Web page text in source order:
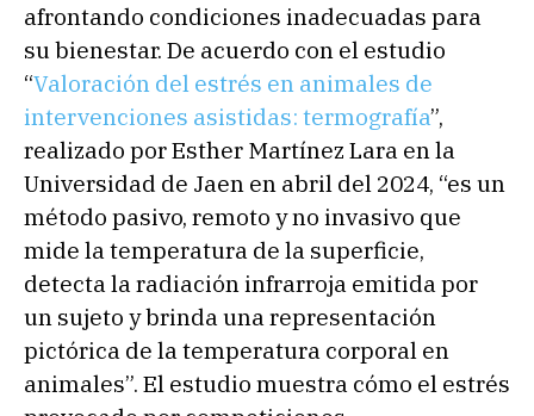
afrontando condiciones inadecuadas para
su bienestar. De acuerdo con el estudio
“Valoración del estrés en animales de
intervenciones asistidas: termografía”,
realizado por Esther Martínez Lara en la
Universidad de Jaen en abril del 2024, “es un
método pasivo, remoto y no invasivo que
mide la temperatura de la superficie,
detecta la radiación infrarroja emitida por
un sujeto y brinda una representación
pictórica de la temperatura corporal en
animales”. El estudio muestra cómo el estrés